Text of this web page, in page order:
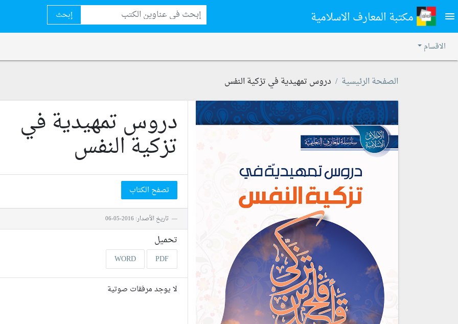
menu مكتبة المعارف الاسلامية إبحث
الاقسام
الصفحة الرئيسية دروس تمهيدية في تزكية النفس
دروس تمهيدية في
تزكية النفس
تصفح الكتاب
تاريخ الأصدار: 2016-05-06
تحميل
PDF
WORD
لا يوجد مرفقات صوتية